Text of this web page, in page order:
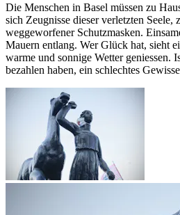
Die Menschen in Basel müssen zu
sich Zeugnisse dieser verletzten
weggeworfener Schutzmasken.
Mauern entlang. Wer Glück hat, sieht
warme und sonnige Wetter geniessen.
bezahlen haben, ein schlechtes